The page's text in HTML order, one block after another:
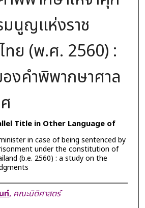
มนูญแห่งราช
ทย (พ.ศ. 2560) :
งคำพิพากษาศาล
Title in Other Language of
in case of being sentenced by
under the constitution of
(b.e. 2560) : a study on the
ท์, คณะนิติศาสตร์